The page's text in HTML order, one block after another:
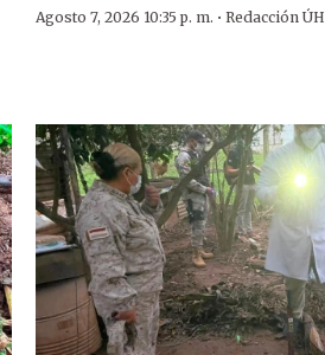
Agosto 7, 2026 10:35 p. m. ·Redacción ÚH